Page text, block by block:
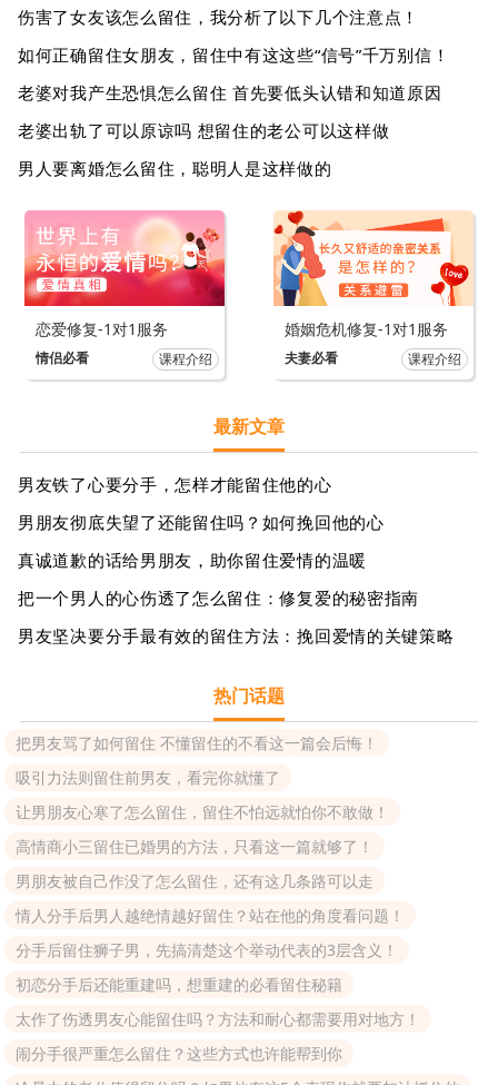
伤害了女友该怎么留住，我分析了以下几个注意点！
如何正确留住女朋友，留住中有这这些“信号”千万别信！
老婆对我产生恐惧怎么留住 首先要低头认错和知道原因
老婆出轨了可以原谅吗 想留住的老公可以这样做
男人要离婚怎么留住，聪明人是这样做的
恋爱修复-1对1服务
情侣必看 课程介绍
婚姻危机修复-1对1服务
夫妻必看 课程介绍
最新文章
男友铁了心要分手，怎样才能留住他的心
男朋友彻底失望了还能留住吗？如何挽回他的心
真诚道歉的话给男朋友，助你留住爱情的温暖
把一个男人的心伤透了怎么留住：修复爱的秘密指南
男友坚决要分手最有效的留住方法：挽回爱情的关键策略
热门话题
把男友骂了如何留住 不懂留住的不看这一篇会后悔！
吸引力法则留住前男友，看完你就懂了
让男朋友心寒了怎么留住，留住不怕远就怕你不敢做！
高情商小三留住已婚男的方法，只看这一篇就够了！
男朋友被自己作没了怎么留住，还有这几条路可以走
情人分手后男人越绝情越好留住？站在他的角度看问题！
分手后留住狮子男，先搞清楚这个举动代表的3层含义！
初恋分手后还能重建吗，想重建的必看留住秘籍
太作了伤透男友心能留住吗？方法和耐心都需要用对地方！
闹分手很严重怎么留住？这些方式也许能帮到你